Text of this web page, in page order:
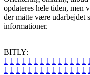
opdateres hele tiden, men
der måtte være udarbejdet
informationer.
BITLY:
1 1 1 1 1 1 1 1 1 1 1 1 1 1 1
1 1 1 1 1 1 1 1 1 1 1 1 1 1 1